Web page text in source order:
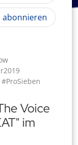
abonnieren
#ProSieben
Voice
im